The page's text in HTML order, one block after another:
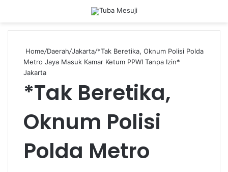
Home/Daerah/Jakarta/*Tak Beretika, Oknum Polisi Polda
Metro Jaya Masuk Kamar Ketum PPWI Tanpa Izin*
Jakarta
*Tak Beretika,
Oknum Polisi
Polda Metro